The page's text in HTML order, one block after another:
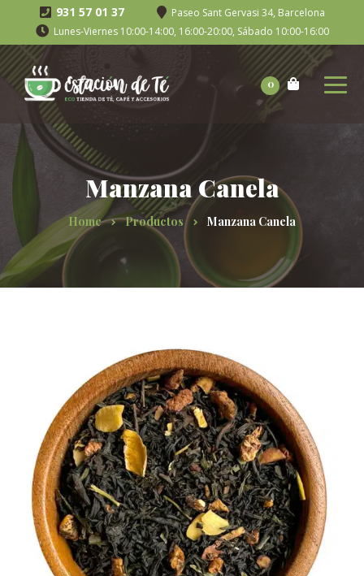
931 57 01 37
Paseo Sant Gervasi 34, Barcelona
Lunes-Viernes 10:00-14:00, 16:00-20:00, Sábado 10:00-16:00
0
Manzana Canela
Home Productos Manzana Canela